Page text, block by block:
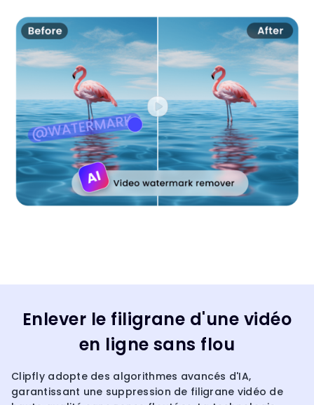
Enlever le filigrane d'une vidéo
en ligne sans flou
Clipfly adopte des algorithmes avancés d'IA,
garantissant une suppression de filigrane vidéo de